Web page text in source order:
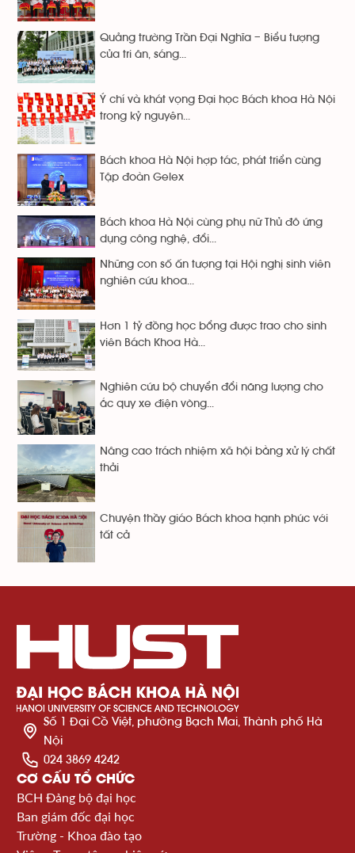
Quảng trường Trần Đại Nghĩa – Biểu tượng
của tri ân, sáng...
Ý chí và khát vọng Đại học Bách khoa Hà Nội
trong kỷ nguyên...
Bách khoa Hà Nội hợp tác, phát triển cùng
Tập đoàn Gelex
Bách khoa Hà Nội cùng phụ nữ Thủ đô ứng
dụng công nghệ, đổi...
Những con số ấn tượng tại Hội nghị sinh viên
nghiên cứu khoa...
Hơn 1 tỷ đồng học bổng được trao cho sinh
viên Bách Khoa Hà...
Nghiên cứu bộ chuyển đổi năng lượng cho
ắc quy xe điện vòng...
Nâng cao trách nhiệm xã hội bằng xử lý chất
thải
Chuyện thầy giáo Bách khoa hạnh phúc với
tất cả
Số 1 Đại Cồ Việt, phường Bạch Mai, Thành phố Hà
Nội
024 3869 4242
CƠ CẤU TỔ CHỨC
BCH Đảng bộ đại học
Ban giám đốc đại học
Trường - Khoa đào tạo